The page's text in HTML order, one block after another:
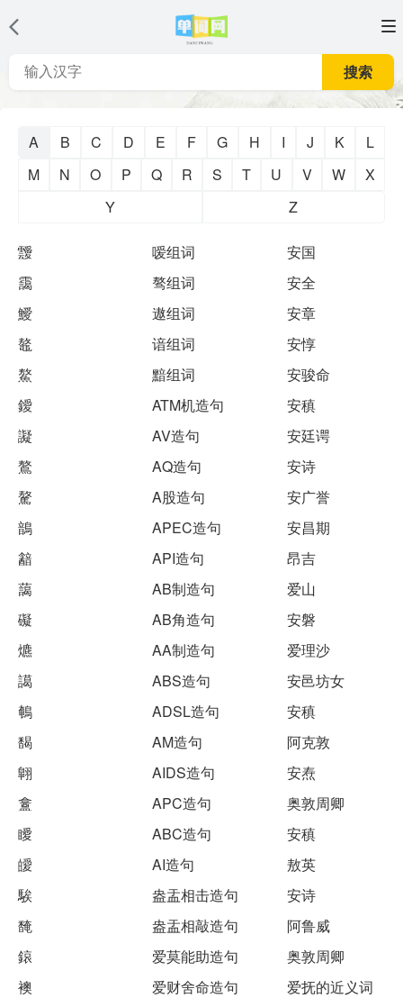
搜索
A B C D E F G H I J K
L
M
N O P Q R S T U V W
X
Y
Z
靉
靄
鱫
鼇
鰲
鑀
譺
鷔
驁
鶕
韽
藹
礙
爊
譪
鵪
馤
翺
盫
瞹
皧
騃
馣
鎄
襖
嗳组词
骜组词
遨组词
谙组词
黯组词
ATM机造句
AV造句
AQ造句
A股造句
APEC造句
API造句
AB制造句
AB角造句
AA制造句
ABS造句
ADSL造句
AM造句
AIDS造句
APC造句
ABC造句
AI造句
盎盂相击造句
盎盂相敲造句
爱莫能助造句
爱财舍命造句
安国
安全
安章
安惇
安骏命
安稹
安廷谔
安诗
安广誉
安昌期
昂吉
爱山
安磐
爱理沙
安邑坊女
安稹
阿克敦
安焘
奥敦周卿
安稹
敖英
安诗
阿鲁威
奥敦周卿
爱抚的近义词